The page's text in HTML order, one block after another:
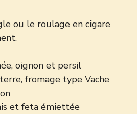
ou le roulage en cigare
oignon et persil
fromage type Vache
et feta émiettée